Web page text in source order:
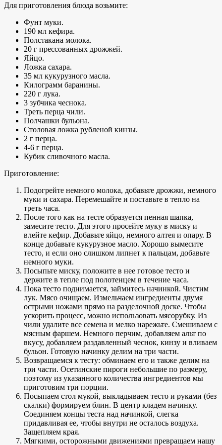
Для приготовления блюда возьмите:
Фунт муки.
190 мл кефира.
Полстакана молока.
20 г прессованных дрожжей.
Яйцо.
Ложка сахара.
35 мл кукурузного масла.
Килограмм баранины.
220 г лука.
3 зубчика чеснока.
Треть перца чили.
Полчашки бульона.
Столовая ложка рубленой кинзы.
2 г перца.
4-6 г перца.
Кубик сливочного масла.
Приготовление:
Подогрейте немного молока, добавьте дрожжи, немного
муки и сахара. Перемешайте и поставьте в тепло на
треть часа.
После того как на тесте образуется пенная шапка,
замесите тесто. Для этого просейте муку в миску и
влейте кефир. Добавьте яйцо, немного алтея и опару. В
конце добавьте кукурузное масло. Хорошо вымесите
тесто, и если оно слишком липнет к пальцам, добавьте
немного муки.
Посыпьте миску, положите в нее готовое тесто и
держите в тепле под полотенцем в течение часа.
Пока тесто поднимается, займитесь начинкой. Чистим
лук. Мясо очищаем. Измельчаем ингредиенты двумя
острыми ножами прямо на разделочной доске. Чтобы
ускорить процесс, можно использовать мясорубку. Из
чили удалите все семена и мелко нарежьте. Смешиваем с
мясным фаршем. Немного перчим, добавляем альт по
вкусу, добавляем раздавленный чеснок, кинзу и вливаем
бульон. Готовую начинку делим на три части.
Возвращаемся к тесту: обминаем его и также делим на
три части. Осетинские пироги небольшие по размеру,
поэтому из указанного количества ингредиентов мы
приготовим три порции.
Посыпаем стол мукой, выкладываем тесто и руками (без
скалки) формируем блин. В центр кладем начинку.
Соединяем концы теста над начинкой, слегка
придавливая ее, чтобы внутри не осталось воздуха.
Защепляем края.
Мягкими, осторожными движениями превращаем нашу